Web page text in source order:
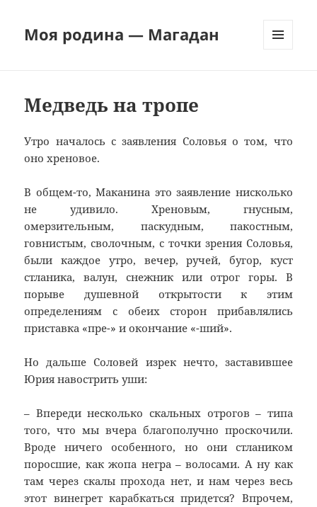
Моя родина — Магадан
Медведь на тропе
Утро началось с заявления Соловья о том, что
оно хреновое.
В общем-то, Маканина это заявление нисколько
не удивило. Хреновым, гнусным,
омерзительным, паскудным, пакостным,
говнистым, сволочным, с точки зрения Соловья,
были каждое утро, вечер, ручей, бугор, куст
стланика, валун, снежник или отрог горы. В
порыве душевной открытости к этим
определениям с обеих сторон прибавлялись
приставка «пре-» и окончание «-ший».
Но дальше Соловей изрек нечто, заставившее
Юрия навострить уши:
– Впереди несколько скальных отрогов – типа
того, что мы вчера благополучно проскочили.
Вроде ничего особенного, но они стлаником
поросшие, как жопа негра – волосами. А ну как
там через скалы прохода нет, и нам через весь
этот винегрет карабкаться придется? Впрочем,